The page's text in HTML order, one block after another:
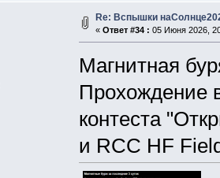
Re: Вспышки
« Ответ #34 : 05 Июня 2026,
Магнитная
Прохождение
контеста
и RCC HF